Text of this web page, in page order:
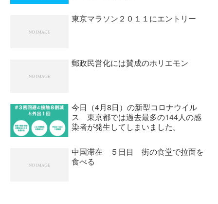
東京マラソン２０１１にエントリー
郵政民営化には賛成のホリエモン
今日（4月8日）の新型コロナウイル
ス 東京都では過去最多の144人の感
染者が発生してしまいました。
中国滞在 ５日目 街の食堂で拉面を
食べる